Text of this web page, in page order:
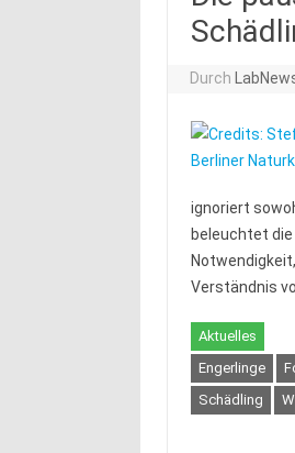
Durch
ignoriert
beleuchtet
Verständnis
Aktuelles
Engerlinge
Schädling